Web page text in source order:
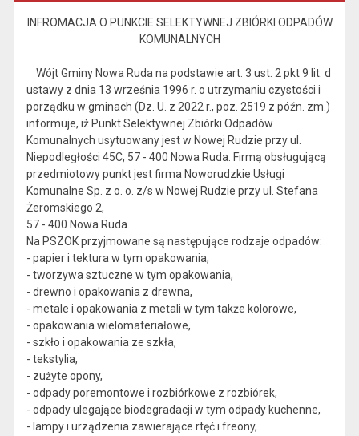
INFROMACJA O PUNKCIE SELEKTYWNEJ ZBIÓRKI ODPADÓW
KOMUNALNYCH
Wójt Gminy Nowa Ruda na podstawie art. 3 ust. 2 pkt 9 lit. d
ustawy z dnia 13 września 1996 r. o utrzymaniu czystości i
porządku w gminach (Dz. U. z 2022 r., poz. 2519 z późn. zm.)
informuje, iż Punkt Selektywnej Zbiórki Odpadów
Komunalnych usytuowany jest w Nowej Rudzie przy ul.
Niepodległości 45C, 57 - 400 Nowa Ruda. Firmą obsługującą
przedmiotowy punkt jest firma Noworudzkie Usługi
Komunalne Sp. z o. o. z/s w Nowej Rudzie przy ul. Stefana
Żeromskiego 2,
57 - 400 Nowa Ruda.
Na PSZOK przyjmowane są następujące rodzaje odpadów:
- papier i tektura w tym opakowania,
- tworzywa sztuczne w tym opakowania,
- drewno i opakowania z drewna,
- metale i opakowania z metali w tym także kolorowe,
- opakowania wielomateriałowe,
- szkło i opakowania ze szkła,
- tekstylia,
- zużyte opony,
- odpady poremontowe i rozbiórkowe z rozbiórek,
- odpady ulegające biodegradacji w tym odpady kuchenne,
- lampy i urządzenia zawierające rtęć i freony,